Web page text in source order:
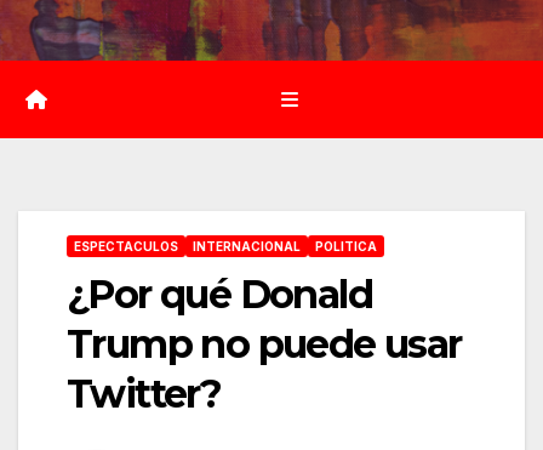
Saltar
al
contenido
ESPECTACULOS INTERNACIONAL POLITICA
¿Por qué Donald
Trump no puede usar
Twitter?